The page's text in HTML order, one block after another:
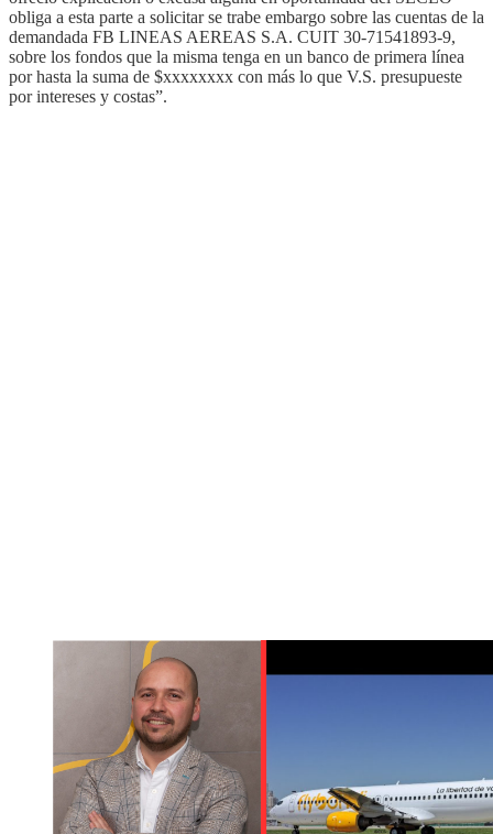
obliga a esta parte a solicitar se trabe embargo sobre las cuentas de la
demandada FB LINEAS AEREAS S.A. CUIT 30-71541893-9,
sobre los fondos que la misma tenga en un banco de primera línea
por hasta la suma de $xxxxxxxx con más lo que V.S. presupueste
por intereses y costas”.